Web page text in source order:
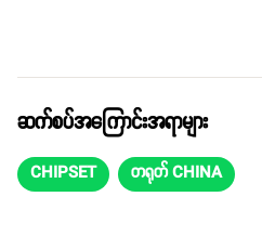
ဆက်စပ်အကြောင်းအရာများ
CHIPSET တရုတ် CHINA